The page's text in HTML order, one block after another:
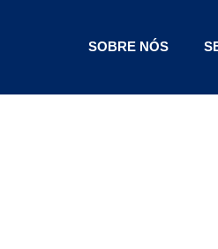
SOBRE NÓS